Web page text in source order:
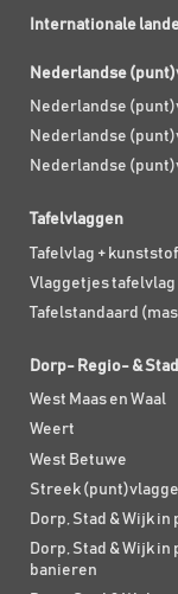
Internationale
Nederlandse
Nederlandse
Nederlandse
Nederlandse
Tafelvlaggen
Tafelvlag +
Vlaggetjes tafelvlag
Tafelstandaard
Dorp- Regio- &
West Maas en Waal
Weert
West Betuwe
Streek
Dorp, Stad & Wijk
Dorp, Stad & Wijk
banieren